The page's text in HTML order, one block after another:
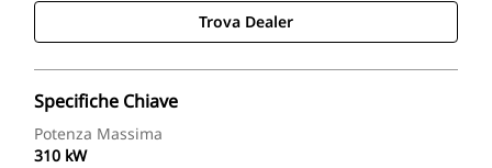
Trova Dealer
Specifiche Chiave
Potenza Massima
310 kW